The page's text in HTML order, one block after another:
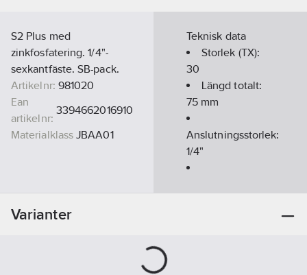
S2 Plus med
zinkfosfatering. 1/4"-
sexkantfäste. SB-pack.
Artikelnr: 981020
Ean
artikelnr:
3394662016910
Materialklass JBAA01
Teknisk data
Storlek (TX):
30
Längd totalt:
75 mm
Anslutningsstorlek:
1/4"
Varianter